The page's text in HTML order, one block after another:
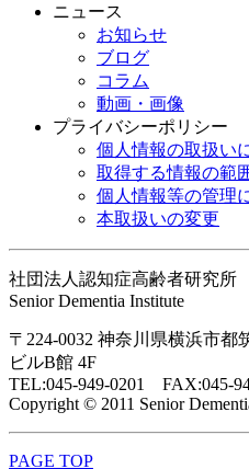
ニュース
お知らせ
ブログ
コラム
動画・画像
プライバシーポリシー
個人情報の取扱い
取得する情報の範
個人情報等の管理
本取扱いの変更
社団法人認知症高齢者研究所
Senior Dementia Institute
〒224-0032 神奈川県横浜市
ビルB館 4F
TEL:045-949-0201 FAX:045-
Copyright © 2011 Senior
PAGE TOP